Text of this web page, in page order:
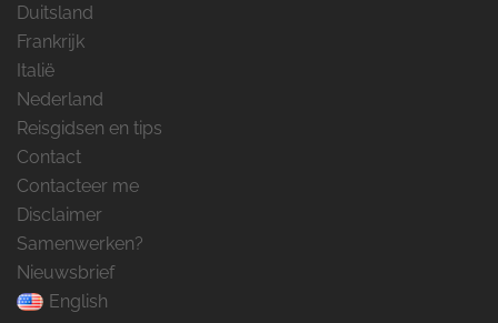
Duitsland
Frankrijk
Italië
Nederland
Reisgidsen en tips
Contact
Contacteer me
Disclaimer
Samenwerken?
Nieuwsbrief
English